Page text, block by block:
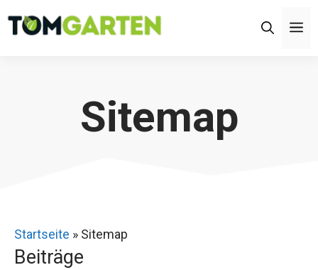
Inhalt
Sitemap
Startseite » Sitemap
Beiträge